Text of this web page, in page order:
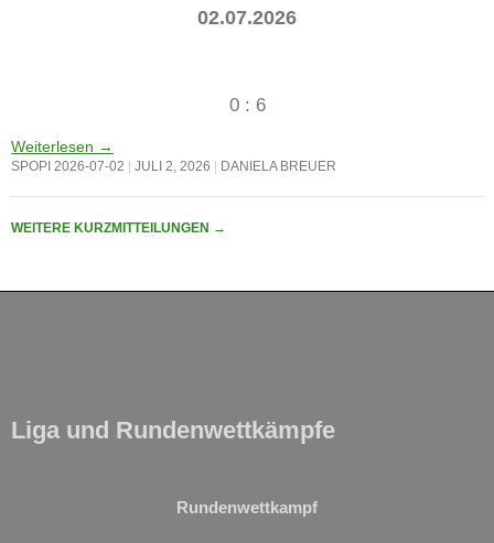
02.07.2026
0 : 6
Weiterlesen →
SPOPI 2026-07-02 JULI 2, 2026 DANIELA BREUER
WEITERE KURZMITTEILUNGEN →
Liga und Rundenwettkämpfe
Rundenwettkampf